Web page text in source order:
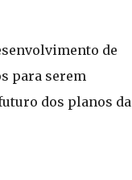
de
para serem
dos planos da